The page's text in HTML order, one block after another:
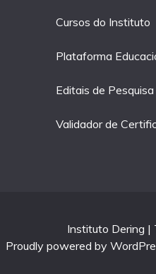
Cursos do Instituto
Plataforma
Editais de Pesquisa
Validador de
Instituto Dering |
Proudly powered by